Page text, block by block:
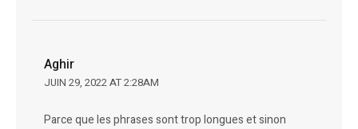
Aghir
JUIN 29, 2022 AT 2:28AM
Parce que les phrases sont trop longues et sinon